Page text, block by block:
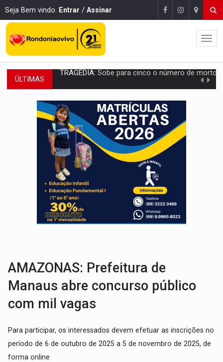
Seja Bem vindo. Entrar / Assinar
ÚLTIMAS TRANSPORTE DE ARROZ: MPF assegura cumprimento da legislação sobre
DEEPFAKE:Sancionada lei contra violência sexual infantil na
COLEGIADO:Brasil e Rússia discutem energia nuclear, defesa e
URGENTE:Colisão entre caminhão e carro deixa quatro mortos e um em
ENCONTRO: Amazônia Negra ganha projeção nacional com participação de
PREVISÃO: Porto Velho tem chances de chuvas isoladas nesta
SINDICATOS UNIDOS: Assembleia Geral delibera greve da educação
PROCESSO SELETIVO: Rondoniaovivo abre oficina de Comunicação com
AMAZONAS: Prefeitura de
Manaus abre concurso público
com mil vagas
Para participar, os interessados devem efetuar as inscrições no
período de 6 de outubro de 2025 a 5 de novembro de 2025, de
forma online